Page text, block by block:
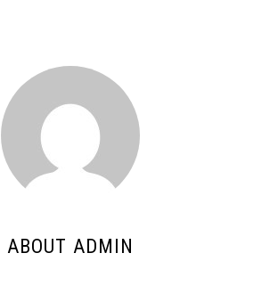
ABOUT ADMIN